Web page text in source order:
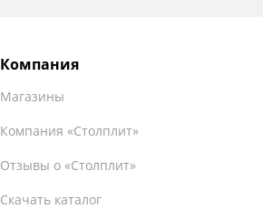
Компания
Магазины
Компания «Столплит»
Отзывы о «Столплит»
Скачать каталог